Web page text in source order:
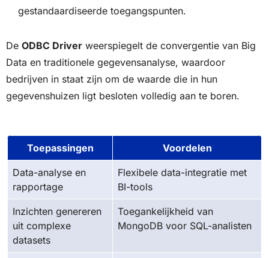
gestandaardiseerde toegangspunten.
De ODBC Driver weerspiegelt de convergentie van Big
Data en traditionele gegevensanalyse, waardoor
bedrijven in staat zijn om de waarde die in hun
gegevenshuizen ligt besloten volledig aan te boren.
Toepassingen Voordelen
Data-analyse en
rapportage
Flexibele data-integratie met
BI-tools
Inzichten genereren
uit complexe
datasets
Toegankelijkheid van
MongoDB voor SQL-analisten